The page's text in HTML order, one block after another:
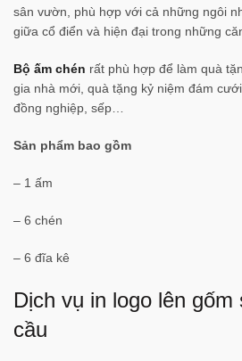
sân vườn, phù hợp với cả những ngôi
giữa cổ điển và hiện đại trong những
Bộ ấm chén rất phù hợp để làm quà
gia nhà mới, quà tặng kỷ niệm đám
đồng nghiệp, sếp…
Sản phẩm bao gồm
– 1 ấm
– 6 chén
– 6 đĩa kê
Dịch vụ in logo lên
cầu